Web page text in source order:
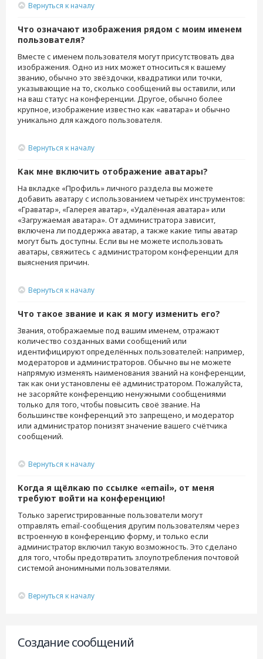
Вернуться к началу
Что означают изображения рядом с моим именем
пользователя?
Вместе с именем пользователя могут присутствовать два
изображения. Одно из них может относиться к вашему
званию, обычно это звёздочки, квадратики или точки,
указывающие на то, сколько сообщений вы оставили, или
на ваш статус на конференции. Другое, обычно более
крупное, изображение известно как «аватара» и обычно
уникально для каждого пользователя.
Вернуться к началу
Как мне включить отображение аватары?
На вкладке «Профиль» личного раздела вы можете
добавить аватару с использованием четырёх инструментов:
«Граватар», «Галерея аватар», «Удалённая аватара» или
«Загружаемая аватара». От администратора зависит,
включена ли поддержка аватар, а также какие типы аватар
могут быть доступны. Если вы не можете использовать
аватары, свяжитесь с администратором конференции для
выяснения причин.
Вернуться к началу
Что такое звание и как я могу изменить его?
Звания, отображаемые под вашим именем, отражают
количество созданных вами сообщений или
идентифицируют определённых пользователей: например,
модераторов и администраторов. Обычно вы не можете
напрямую изменять наименования званий на конференции,
так как они установлены её администратором. Пожалуйста,
не засоряйте конференцию ненужными сообщениями
только для того, чтобы повысить своё звание. На
большинстве конференций это запрещено, и модератор
или администратор понизят значение вашего счётчика
сообщений.
Вернуться к началу
Когда я щёлкаю по ссылке «email», от меня
требуют войти на конференцию!
Только зарегистрированные пользователи могут
отправлять email-сообщения другим пользователям через
встроенную в конференцию форму, и только если
администратор включил такую возможность. Это сделано
для того, чтобы предотвратить злоупотребления почтовой
системой анонимными пользователями.
Вернуться к началу
Создание сообщений